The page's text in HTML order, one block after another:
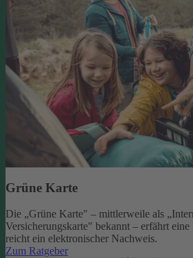
Grüne Karte
Die „Grüne Karte" – mittlerweile als
Versicherungskarte" bekannt – erfährt
reicht ein elektronischer Nachweis.
Zum Ratgeber